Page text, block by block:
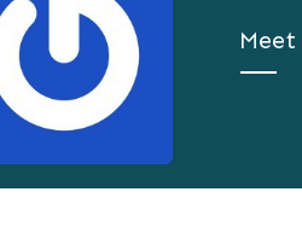
Meet